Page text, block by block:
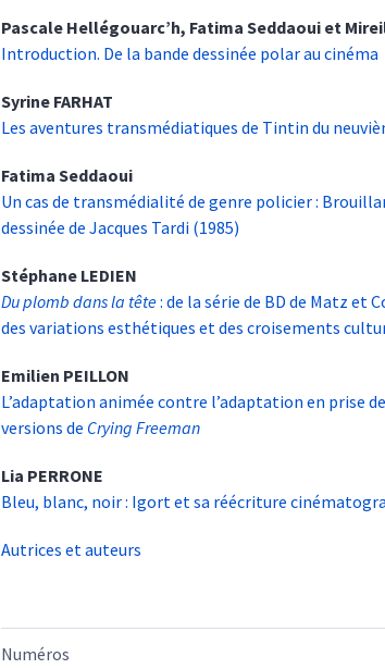
Pascale Hellégouarc’h, Fatima Seddaoui et
Introduction. De la bande dessinée polar au cinéma
Syrine FARHAT
Les aventures transmédiatiques de Tintin du
Fatima Seddaoui
Un cas de transmédialité de genre policier :
dessinée de Jacques Tardi (1985)
Stéphane LEDIEN
Du plomb dans la tête: de la série de BD de Matz et
des variations esthétiques et des croisements
Emilien PEILLON
L’adaptation animée contre l’adaptation en prise
versions de Crying Freeman
Lia PERRONE
Bleu, blanc, noir : Igort et sa réécriture
Autrices et auteurs
Numéros